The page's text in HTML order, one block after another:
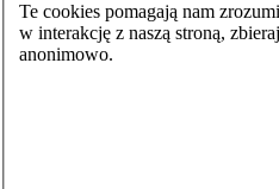
Te cookies pomagają nam
w interakcję z naszą stroną,
anonimowo.